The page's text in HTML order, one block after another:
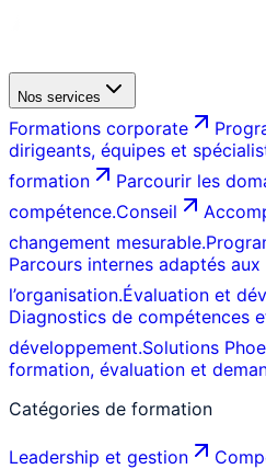
Nos services
Formations corporate
dirigeants, équipes et
formation
Parcourir les
compétence.Conseil
changement mesurable.
Parcours internes adaptés
l’organisation.Évaluation et
Diagnostics de compétences
développement.Solutions
formation, évaluation et
Catégories de formation
Leadership et gestion